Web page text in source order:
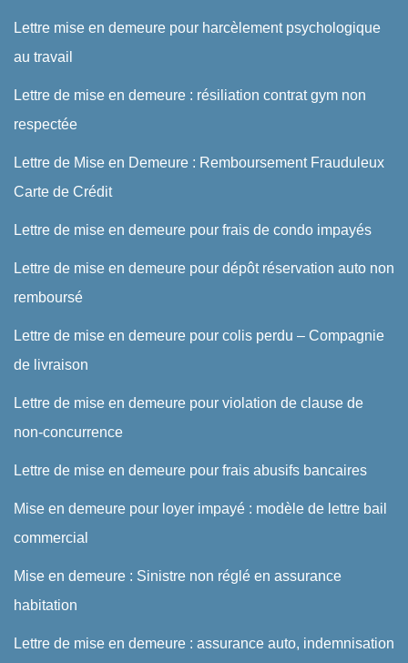
Lettre mise en demeure pour harcèlement psychologique
au travail
Lettre de mise en demeure : résiliation contrat gym non
respectée
Lettre de Mise en Demeure : Remboursement Frauduleux
Carte de Crédit
Lettre de mise en demeure pour frais de condo impayés
Lettre de mise en demeure pour dépôt réservation auto non
remboursé
Lettre de mise en demeure pour colis perdu – Compagnie
de livraison
Lettre de mise en demeure pour violation de clause de
non-concurrence
Lettre de mise en demeure pour frais abusifs bancaires
Mise en demeure pour loyer impayé : modèle de lettre bail
commercial
Mise en demeure : Sinistre non réglé en assurance
habitation
Lettre de mise en demeure : assurance auto, indemnisation